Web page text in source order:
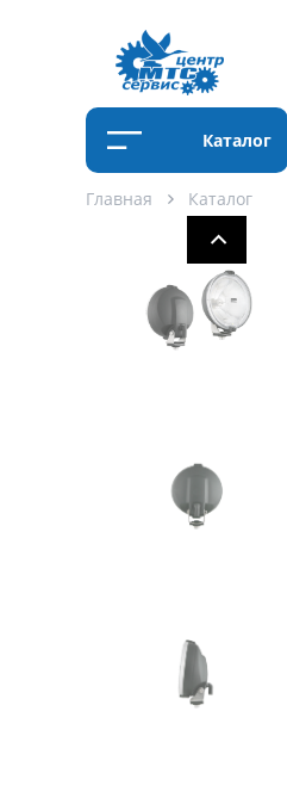
Каталог
Главная Каталог